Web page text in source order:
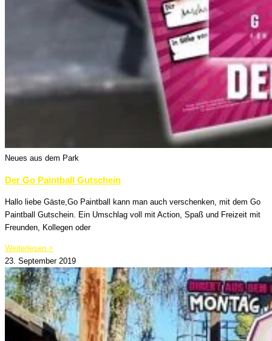
Neues aus dem Park
Der Go Paintball Gutschein
Hallo liebe Gäste,Go Paintball kann man auch verschenken, mit dem Go
Paintball Gutschein. Ein Umschlag voll mit Action, Spaß und Freizeit mit
Freunden, Kollegen oder
Weiterlesen >
23. September 2019